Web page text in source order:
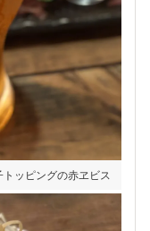
ッピングの赤ヱビス